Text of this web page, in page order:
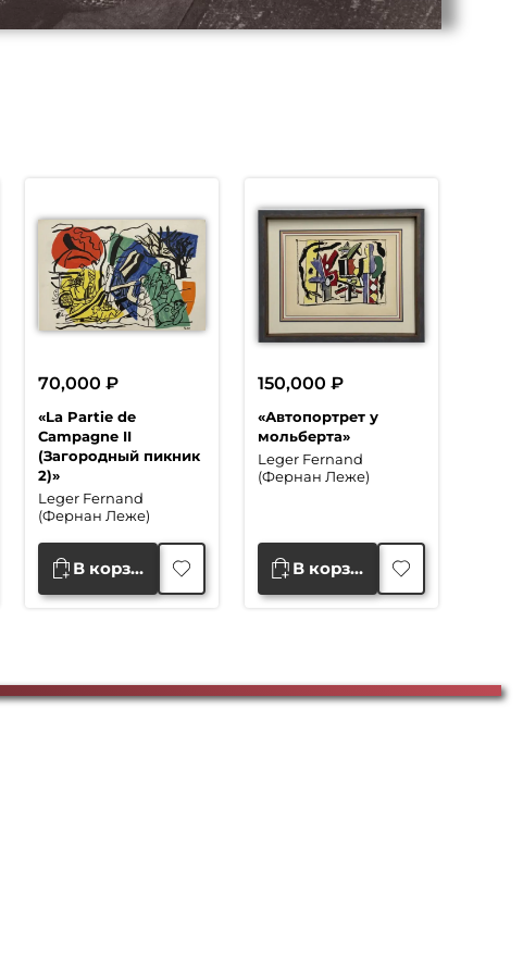
«La Partie de
Campagne II
(Загородный пикник
2)»
Leger Fernand
(Фернан Леже)
70,000 ₽
В корзину
«Автопортрет у
мольберта»
Leger Fernand
(Фернан Леже)
150,000 ₽
В корзину